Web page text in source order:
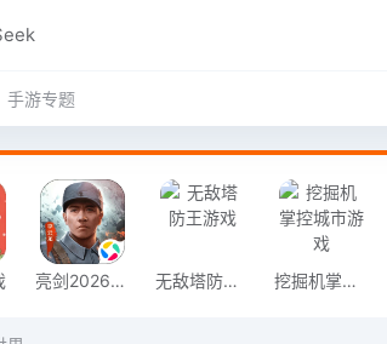
手游专题
亮剑2026官方版 无敌塔防王游戏 挖掘机掌控城市游戏